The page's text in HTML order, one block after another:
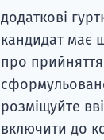
додаткові
кандидат має
про
розміщуйте
включити до